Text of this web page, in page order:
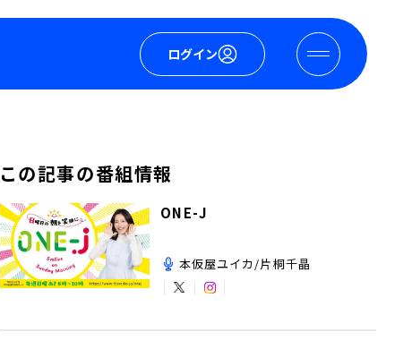
ログイン
この記事の番組情報
ONE-J
本仮屋ユイカ/片桐千晶